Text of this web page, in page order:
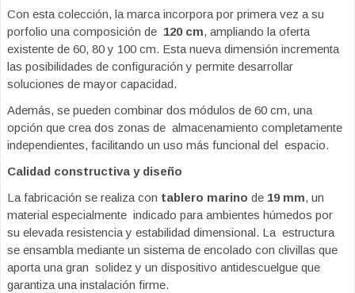
Con esta colección, la marca incorpora por primera vez a su
porfolio una composición de 120 cm, ampliando la oferta
existente de 60, 80 y 100 cm. Esta nueva dimensión incrementa
las posibilidades de configuración y permite desarrollar
soluciones de mayor capacidad.
Además, se pueden combinar dos módulos de 60 cm, una
opción que crea dos zonas de almacenamiento completamente
independientes, facilitando un uso más funcional del espacio.
Calidad constructiva y diseño
La fabricación se realiza con tablero marino de 19 mm, un
material especialmente indicado para ambientes húmedos por
su elevada resistencia y estabilidad dimensional. La estructura
se ensambla mediante un sistema de encolado con clivillas que
aporta una gran solidez y un dispositivo antidescuelgue que
garantiza una instalación firme.